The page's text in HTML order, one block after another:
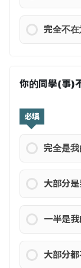
完全不
你的同學(事)
必填
完全是
大部分
一半是
大部分